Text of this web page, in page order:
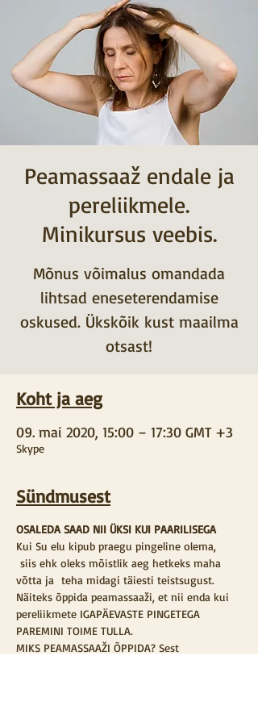
Peamassaaž endale ja
pereliikmele.
Minikursus veebis.
Mõnus võimalus omandada
lihtsad eneseterendamise
oskused. Ükskõik kust maailma
otsast!
Koht ja aeg
09. mai 2020, 15:00 – 17:30 GMT +3
Skype
Sündmusest
OSALEDA SAAD NII ÜKSI KUI PAARILISEGA
Kui Su elu kipub praegu pingeline olema,
siis ehk oleks mõistlik aeg hetkeks maha
võtta ja  teha midagi täiesti teistsugust.
Näiteks õppida peamassaaži, et nii enda kui
pereliikmete IGAPÄEVASTE PINGETEGA
PAREMINI TOIME TULLA.
MIKS PEAMASSAAŽI ÕPPIDA? Sest